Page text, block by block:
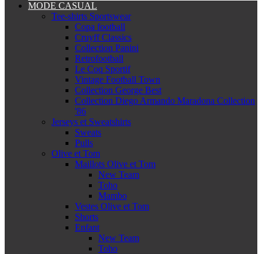
MODE CASUAL
Tee-shirts Sportswear
Copa football
Cruyff Classics
Collection Panini
Retrofootball
Le Coq Sportif
Vintage Football Town
Collection George Best
Collection Diego Armando Maradona Collection
'86
Jerseys et Sweatshirts
Sweats
Pulls
Olive et Tom
Maillots Olive et Tom
New Team
Toho
Mambo
Vestes Olive et Tom
Shorts
Enfant
New Team
Toho